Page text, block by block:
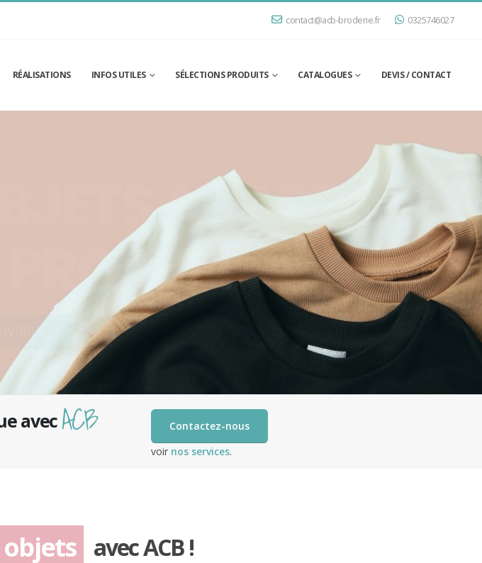
contact@acb-broderie.fr 0325746027
RÉALISATIONS INFOS UTILES SÉLECTIONS PRODUITS CATALOGUES DEVIS / CONTACT
ADAPTÉS
PROJET !
>
avecACB
Contactez-nous
voir nos services.
objets avec ACB !